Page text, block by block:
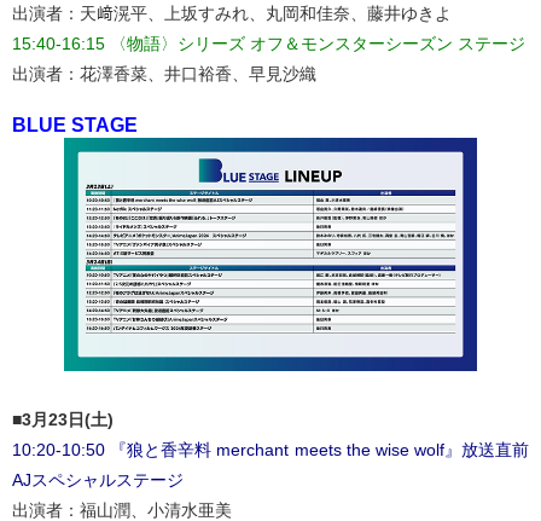
出演者：天﨑滉平、上坂すみれ、丸岡和佳奈、藤井ゆきよ
15:40-16:15 〈物語〉シリーズ オフ＆モンスターシーズン ステージ
出演者：花澤香菜、井口裕香、早見沙織
BLUE STAGE
■3月23日(土)
10:20-10:50 『狼と香辛料 merchant meets the wise wolf』放送直前
AJスペシャルステージ
出演者：福山潤、小清水亜美